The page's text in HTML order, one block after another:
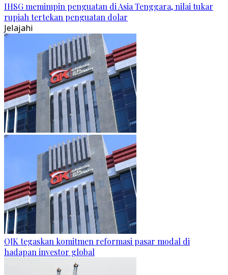
IHSG memimpin penguatan di Asia Tenggara, nilai tukar
rupiah tertekan penguatan dolar
Jelajahi
OJK tegaskan komitmen reformasi pasar modal di
hadapan investor global